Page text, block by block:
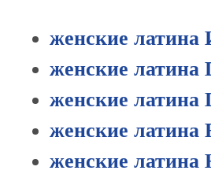
женские латина
женские латина
женские
женские латина
женские латина